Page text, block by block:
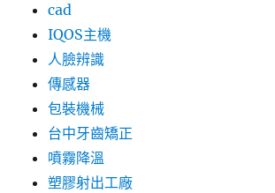
cad
IQOS主機
人臉辨識
傳感器
包裝機械
台中牙齒矯正
噴霧降溫
塑膠射出工廠